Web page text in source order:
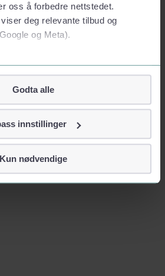
oss å forbedre nettstedet.
deg relevante tilbud og
og Meta).
for personvern
på alvor
navn eller telefonnummer.
Godta alle
innstillinger
Kun nødvendige